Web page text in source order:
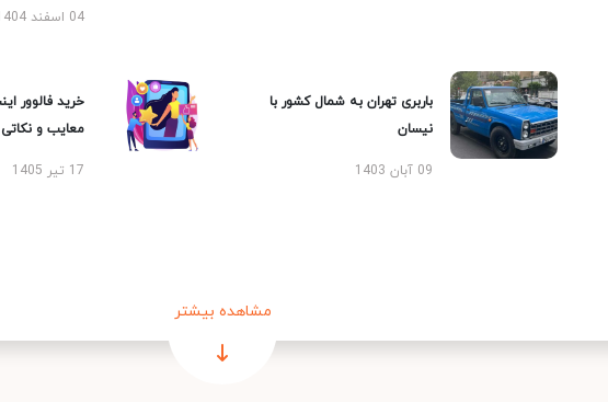
04 اسفند 1404
باربری تهران به شمال کشور با
نیسان
09 آبان 1403
خرید فالوور
معایب و نکاتی
17 تیر 1405
مشاهده بیشتر